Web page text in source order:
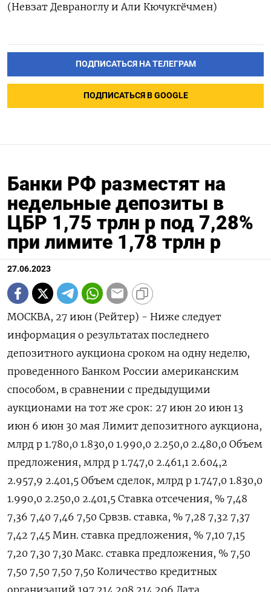
(Невзат Девраноглу и Али Кючукгёчмен)
ПОДПИСАТЬСЯ НА ТЕЛЕГРАМ
ПОДПИСАТЬСЯ В GOOGLE
Банки РФ разместят на
недельные депозиты в
ЦБР 1,75 трлн р под 7,28%
при лимите 1,78 трлн р
27.06.2023
МОСКВА, 27 июн (Рейтер) - Ниже следует
информация о результатах последнего
депозитного аукциона сроком на одну неделю,
проведенного Банком России американским
способом, в сравнении с предыдущими
аукционами на тот же срок: 27 июн 20 июн 13
июн 6 июн 30 мая Лимит депозитного аукциона,
млрд р 1.780,0 1.830,0 1.990,0 2.250,0 2.480,0 Объем
предложения, млрд р 1.747,0 2.461,1 2.604,2
2.957,9 2.401,5 Объем сделок, млрд р 1.747,0 1.830,0
1.990,0 2.250,0 2.401,5 Ставка отсечения, % 7,48
7,36 7,40 7,46 7,50 Срвзв. ставка, % 7,28 7,32 7,37
7,42 7,45 Мин. ставка предложения, % 7,10 7,15
7,20 7,30 7,30 Макс. ставка предложения, % 7,50
7,50 7,50 7,50 7,50 Количество кредитных